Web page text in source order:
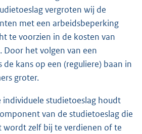
vergroten wij de
met een arbeidsbeperking
te voorzien in de kosten van
Door het volgen van een
de kans op een (reguliere) baan in
groter.
individuele studietoeslag houdt
van de studietoeslag die
wordt zelf bij te verdienen of te